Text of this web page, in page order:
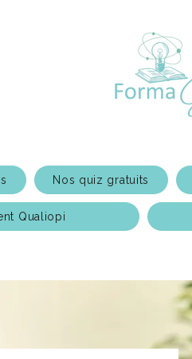
Nos quiz gratuits
Qualiopi